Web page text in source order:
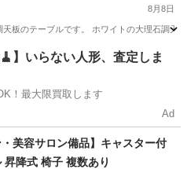
8月8日
板のテーブルです。 ホワイトの大理石調
ブル 大理石
🧹】いらない人形、査定しま
！最大限買取します
Ad
・美容サロン備品】キャスター付
昇降式 椅子 複数あり